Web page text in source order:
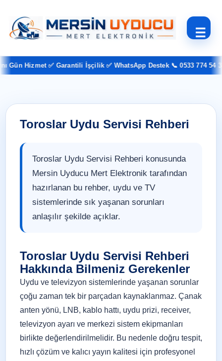
☰
Hizmet ✅ Garantili İşçilik ✅ WhatsApp Destek 📞 0533 774 54 37
Toroslar Uydu Servisi Rehberi
Toroslar Uydu Servisi Rehberi konusunda
Mersin Uyducu Mert Elektronik tarafından
hazırlanan bu rehber, uydu ve TV
sistemlerinde sık yaşanan sorunları
anlaşılır şekilde açıklar.
Toroslar Uydu Servisi Rehberi
Hakkında Bilmeniz Gerekenler
Uydu ve televizyon sistemlerinde yaşanan sorunlar
çoğu zaman tek bir parçadan kaynaklanmaz. Çanak
anten yönü, LNB, kablo hattı, uydu prizi, receiver,
televizyon ayarı ve merkezi sistem ekipmanları
birlikte değerlendirilmelidir. Bu nedenle doğru tespit,
hızlı çözüm ve kalıcı yayın kalitesi için profesyonel